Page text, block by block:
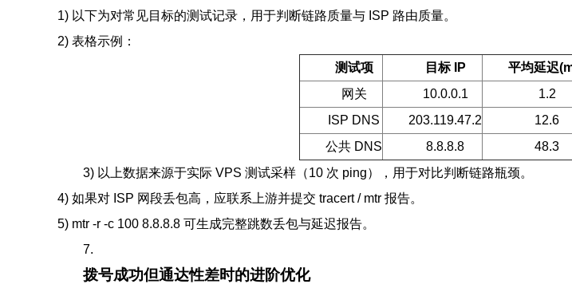
1) 以下为对常见目标的测试记录，用于判断链路质量与 ISP 路由质量。
2) 表格示例：
测试项
目标 IP 平均延迟
网关
10.0.0.1 1.2
ISP DNS
203.119.47.2 12.6
公共 DNS
8.8.8.8 48.3
3) 以上数据来源于实际 VPS 测试采样（10 次 ping），用于对比判断链路瓶颈。
4) 如果对 ISP 网段丢包高，应联系上游并提交 tracert / mtr 报告。
5) mtr -r -c 100 8.8.8.8 可生成完整跳数丢包与延迟报告。
7.
拨号成功但通达性差时的进阶优化